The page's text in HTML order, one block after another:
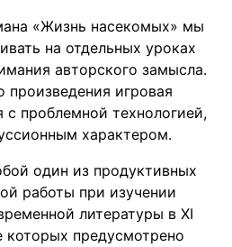
«Жизнь насекомых» мы
на отдельных уроках
авторского замысла.
произведения игровая
с проблемной технологией,
характером.
один из продуктивных
работы при изучении
литературы в XI
которых предусмотрено